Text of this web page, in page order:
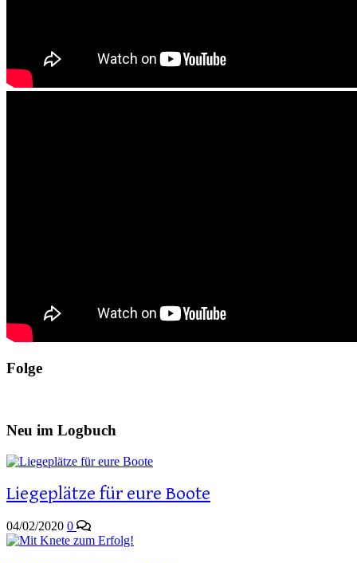
Folge
Neu im Logbuch
Liegeplätze für eure Boote
04/02/2020 0